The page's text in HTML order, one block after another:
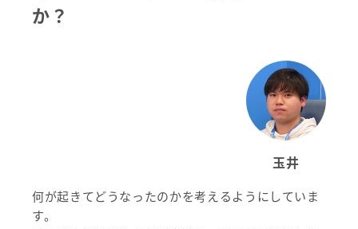
か？
玉井
何が起きてどうなったのかを考えるようにしていま
す。